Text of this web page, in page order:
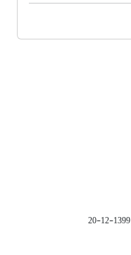
1399-12-20